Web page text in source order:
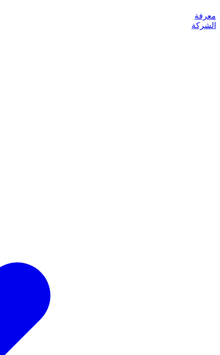
معرفة
الشركة